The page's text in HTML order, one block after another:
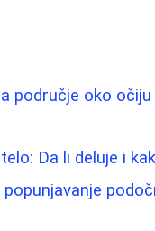
područje oko očiju
Da li deluje i